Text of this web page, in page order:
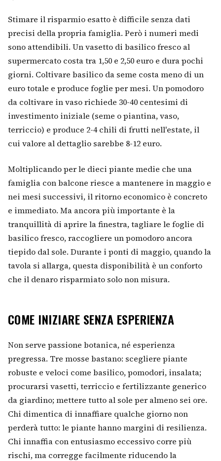
Stimare il risparmio esatto è difficile senza dati
precisi della propria famiglia. Però i numeri medi
sono attendibili. Un vasetto di basilico fresco al
supermercato costa tra 1,50 e 2,50 euro e dura pochi
giorni. Coltivare basilico da seme costa meno di un
euro totale e produce foglie per mesi. Un pomodoro
da coltivare in vaso richiede 30-40 centesimi di
investimento iniziale (seme o piantina, vaso,
terriccio) e produce 2-4 chili di frutti nell'estate, il
cui valore al dettaglio sarebbe 8-12 euro.
Moltiplicando per le dieci piante medie che una
famiglia con balcone riesce a mantenere in maggio e
nei mesi successivi, il ritorno economico è concreto
e immediato. Ma ancora più importante è la
tranquillità di aprire la finestra, tagliare le foglie di
basilico fresco, raccogliere un pomodoro ancora
tiepido dal sole. Durante i ponti di maggio, quando la
tavola si allarga, questa disponibilità è un conforto
che il denaro risparmiato solo non misura.
COME INIZIARE SENZA ESPERIENZA
Non serve passione botanica, né esperienza
pregressa. Tre mosse bastano: scegliere piante
robuste e veloci come basilico, pomodori, insalata;
procurarsi vasetti, terriccio e fertilizzante generico
da giardino; mettere tutto al sole per almeno sei ore.
Chi dimentica di innaffiare qualche giorno non
perderà tutto: le piante hanno margini di resilienza.
Chi innaffia con entusiasmo eccessivo corre più
rischi, ma corregge facilmente riducendo la